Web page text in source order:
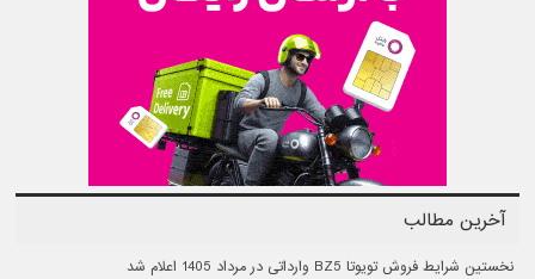
آخرین مطالب
نخستین شرایط فروش تویوتا BZ5 وارداتی در مرداد 1405 اعلام شد